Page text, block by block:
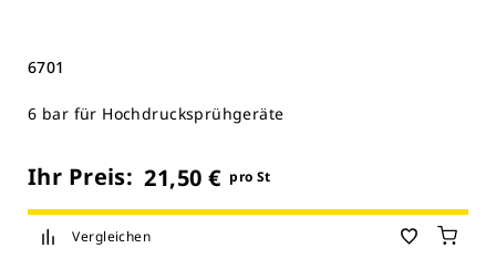
6701
6 bar für Hochdrucksprühgeräte
Ihr Preis: 21,50 € pro St
Vergleichen